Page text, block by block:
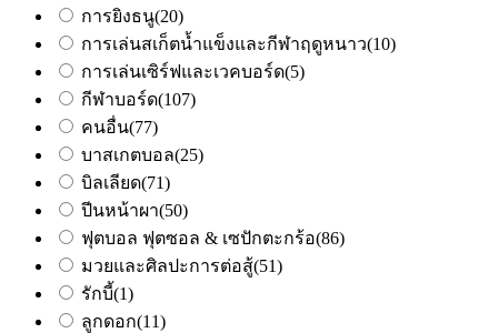
การยิงธนู(20)
การเล่นสเก็ตน้ำแข็งและกีฬาฤดูหนาว(10)
การเล่นเซิร์ฟและเวคบอร์ด(5)
กีฬาบอร์ด(107)
คนอื่น(77)
บาสเกตบอล(25)
บิลเลียด(71)
ปีนหน้าผา(50)
ฟุตบอล ฟุตซอล & เซปักตะกร้อ(86)
มวยและศิลปะการต่อสู้(51)
รักบี้(1)
ลูกดอก(11)